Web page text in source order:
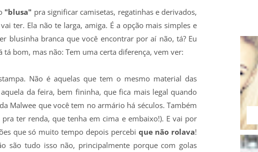
"blusa" pra significar camisetas, regatinhas e derivados,
ter. Ela não te larga, amiga. É a opção mais simples e
blusinha branca que você encontrar por aí não, tá? Eu
bom, mas não: Tem uma certa diferença, vem ver:
Não é aquelas que tem o mesmo material das
da feira, bem fininha, que fica mais legal quando
Malwee que você tem no armário há séculos. Também
ter renda, que tenha em cima e embaixo!). E vai por
que só muito tempo depois percebi que não rolava!
são tudo isso não, principalmente porque com golas